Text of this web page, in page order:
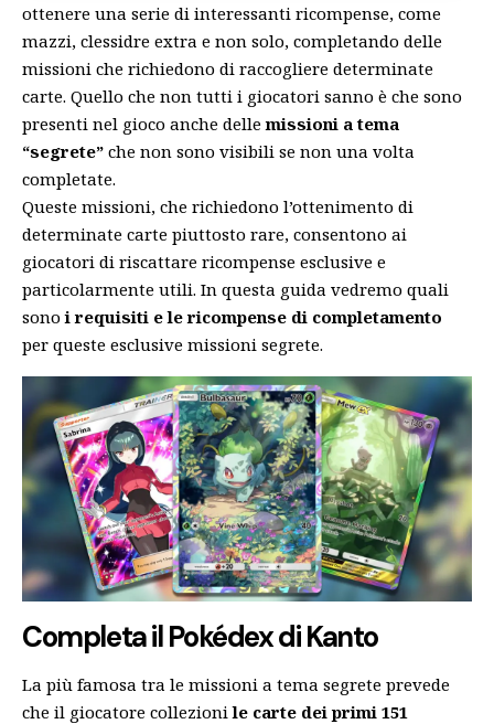
ottenere una serie di interessanti ricompense, come
mazzi, clessidre extra e non solo, completando delle
missioni che richiedono di raccogliere determinate
carte. Quello che non tutti i giocatori sanno è che sono
presenti nel gioco anche dellemissioni a tema
“segrete” che non sono visibili se non una volta
completate.
Queste missioni, che richiedono l’ottenimento di
determinate carte piuttosto rare, consentono ai
giocatori di riscattare ricompense esclusive e
particolarmente utili. In questa guida vedremo quali
sonoi requisiti e le ricompense di completamento
per queste esclusive missioni segrete.
Completa il Pokédex di Kanto
La più famosa tra le missioni a tema segrete prevede
che il giocatore collezionile carte dei primi 151